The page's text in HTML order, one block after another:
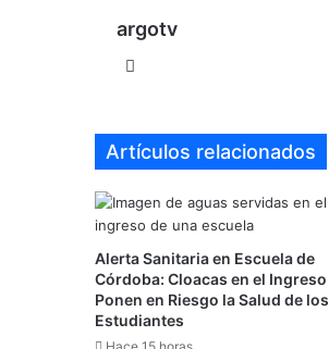
argotv
Artículos relacionados
Alerta Sanitaria en Escuela de
Córdoba: Cloacas en el Ingreso
Ponen en Riesgo la Salud de los
Estudiantes
Hace 15 horas